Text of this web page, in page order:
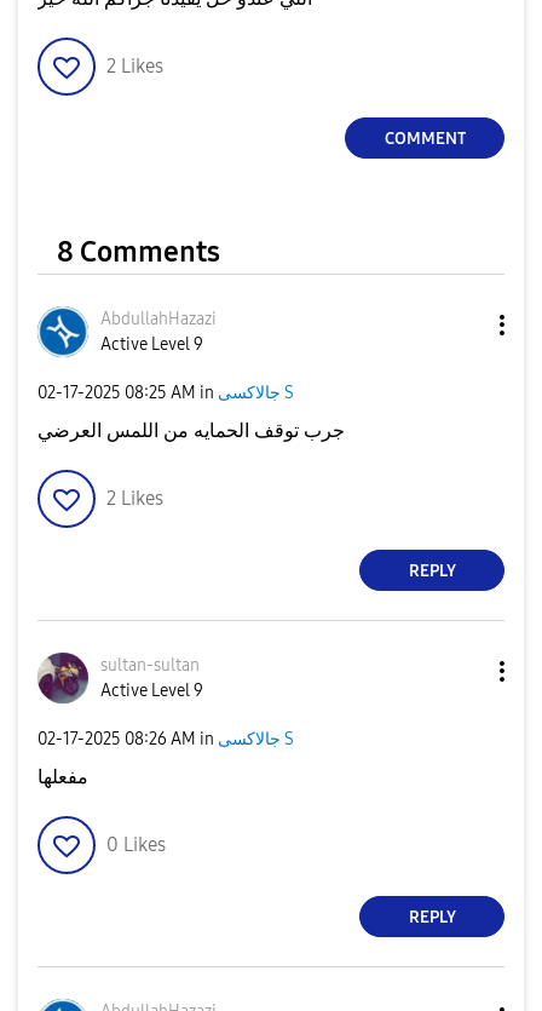
2 Likes
COMMENT
8 Comments
AbdullahHazazi
Active Level 9
‎02-17-2025 08:25 AM in جالاكسى S
جرب توقف الحمايه من اللمس العرضي
2 Likes
REPLY
sultan-sultan
Active Level 9
‎02-17-2025 08:26 AM in جالاكسى S
مفعلها
0 Likes
REPLY